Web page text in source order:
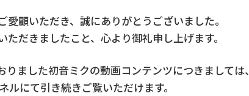
愛顧いただき、誠にありがとうございました。
ただきましたこと、心より御礼申し上げます。
りました初音ミクの動画コンテンツにつきましては、
ルにて引き続きご覧いただけます。